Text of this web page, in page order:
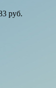
руб.